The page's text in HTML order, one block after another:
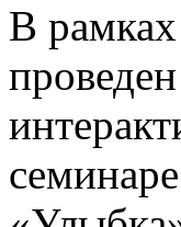
В